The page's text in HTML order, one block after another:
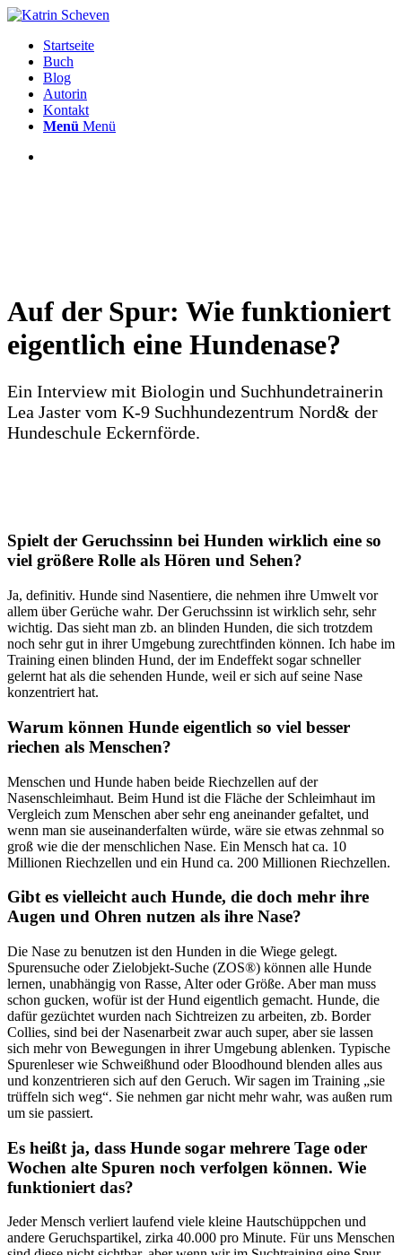
Startseite
Buch
Blog
Autorin
Kontakt
Menü Menü
Auf der Spur: Wie funktioniert
eigentlich eine Hundenase?
Ein Interview mit Biologin und Suchhundetrainerin
Lea Jaster vom K-9 Suchhundezentrum Nord& der
Hundeschule Eckernförde.
Spielt der Geruchssinn bei Hunden wirklich eine so
viel größere Rolle als Hören und Sehen?
Ja, definitiv. Hunde sind Nasentiere, die nehmen ihre Umwelt vor
allem über Gerüche wahr. Der Geruchssinn ist wirklich sehr, sehr
wichtig. Das sieht man zb. an blinden Hunden, die sich trotzdem
noch sehr gut in ihrer Umgebung zurechtfinden können. Ich habe im
Training einen blinden Hund, der im Endeffekt sogar schneller
gelernt hat als die sehenden Hunde, weil er sich auf seine Nase
konzentriert hat.
Warum können Hunde eigentlich so viel besser
riechen als Menschen?
Menschen und Hunde haben beide Riechzellen auf der
Nasenschleimhaut. Beim Hund ist die Fläche der Schleimhaut im
Vergleich zum Menschen aber sehr eng aneinander gefaltet, und
wenn man sie auseinanderfalten würde, wäre sie etwas zehnmal so
groß wie die der menschlichen Nase. Ein Mensch hat ca. 10
Millionen Riechzellen und ein Hund ca. 200 Millionen Riechzellen.
Gibt es vielleicht auch Hunde, die doch mehr ihre
Augen und Ohren nutzen als ihre Nase?
Die Nase zu benutzen ist den Hunden in die Wiege gelegt.
Spurensuche oder Zielobjekt-Suche (ZOS®) können alle Hunde
lernen, unabhängig von Rasse, Alter oder Größe. Aber man muss
schon gucken, wofür ist der Hund eigentlich gemacht. Hunde, die
dafür gezüchtet wurden nach Sichtreizen zu arbeiten, zb. Border
Collies, sind bei der Nasenarbeit zwar auch super, aber sie lassen
sich mehr von Bewegungen in ihrer Umgebung ablenken. Typische
Spurenleser wie Schweißhund oder Bloodhound blenden alles aus
und konzentrieren sich auf den Geruch. Wir sagen im Training „sie
trüffeln sich weg“. Sie nehmen gar nicht mehr wahr, was außen rum
um sie passiert.
Es heißt ja, dass Hunde sogar mehrere Tage oder
Wochen alte Spuren noch verfolgen können. Wie
funktioniert das?
Jeder Mensch verliert laufend viele kleine Hautschüppchen und
andere Geruchspartikel, zirka 40.000 pro Minute. Für uns Menschen